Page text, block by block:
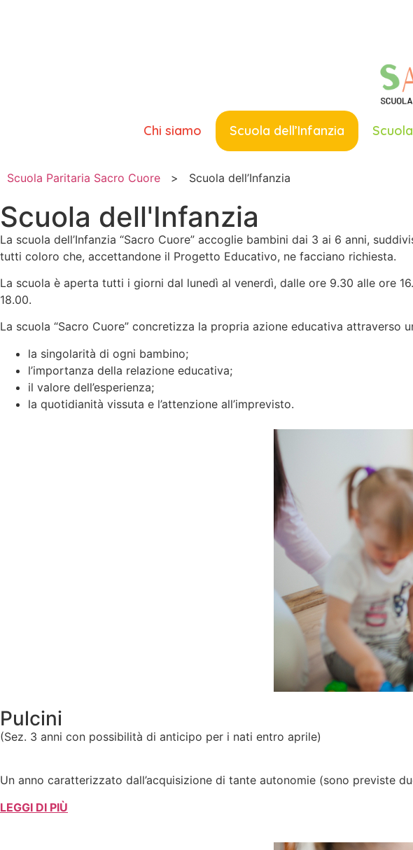
Chi siamo Scuola dell’Infanzia
Scuola Paritaria Sacro Cuore > Scuola dell’Infanzia
Scuola dell'Infanzia
La scuola dell’Infanzia “Sacro Cuore” accoglie bambini dai 3 ai 6 anni,
tutti coloro che, accettandone il Progetto Educativo, ne facciano richiesta.
La scuola è aperta tutti i giorni dal lunedì al venerdì, dalle ore 9.30 alle ore
18.00.
La scuola “Sacro Cuore” concretizza la propria azione educativa
la singolarità di ogni bambino;
l’importanza della relazione educativa;
il valore dell’esperienza;
la quotidianità vissuta e l’attenzione all’imprevisto.
Pulcini
(Sez. 3 anni con possibilità di anticipo per i nati entro aprile)
Un anno caratterizzato dall’acquisizione di tante autonomie (sono previste
LEGGI DI PIÙ